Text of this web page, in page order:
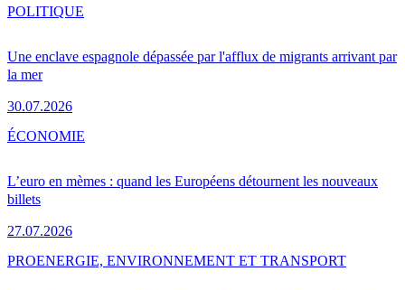
Une enclave espagnole dépassée par l'afflux de migrants arrivant par
la mer
30.07.2026
POLITIQUE
L’euro en mèmes : quand les Européens détournent les nouveaux
billets
27.07.2026
ÉCONOMIE
PROENERGIE, ENVIRONNEMENT ET TRANSPORT